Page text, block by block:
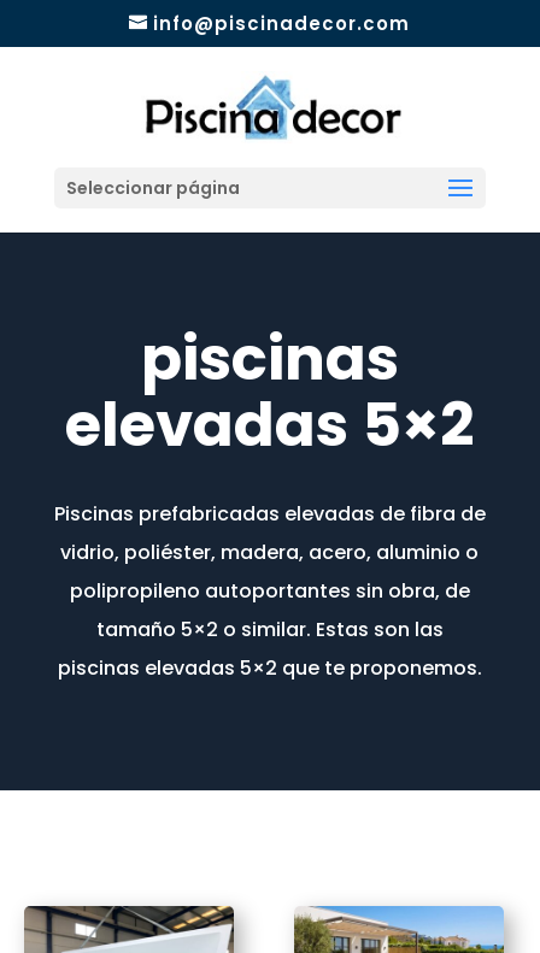
info@piscinadecor.com
Seleccionar página
piscinas
elevadas 5×2
Piscinas prefabricadas elevadas de fibra de
vidrio, poliéster, madera, acero, aluminio o
polipropileno autoportantes sin obra, de
tamaño 5×2 o similar. Estas son las
piscinas elevadas 5×2 que te proponemos.